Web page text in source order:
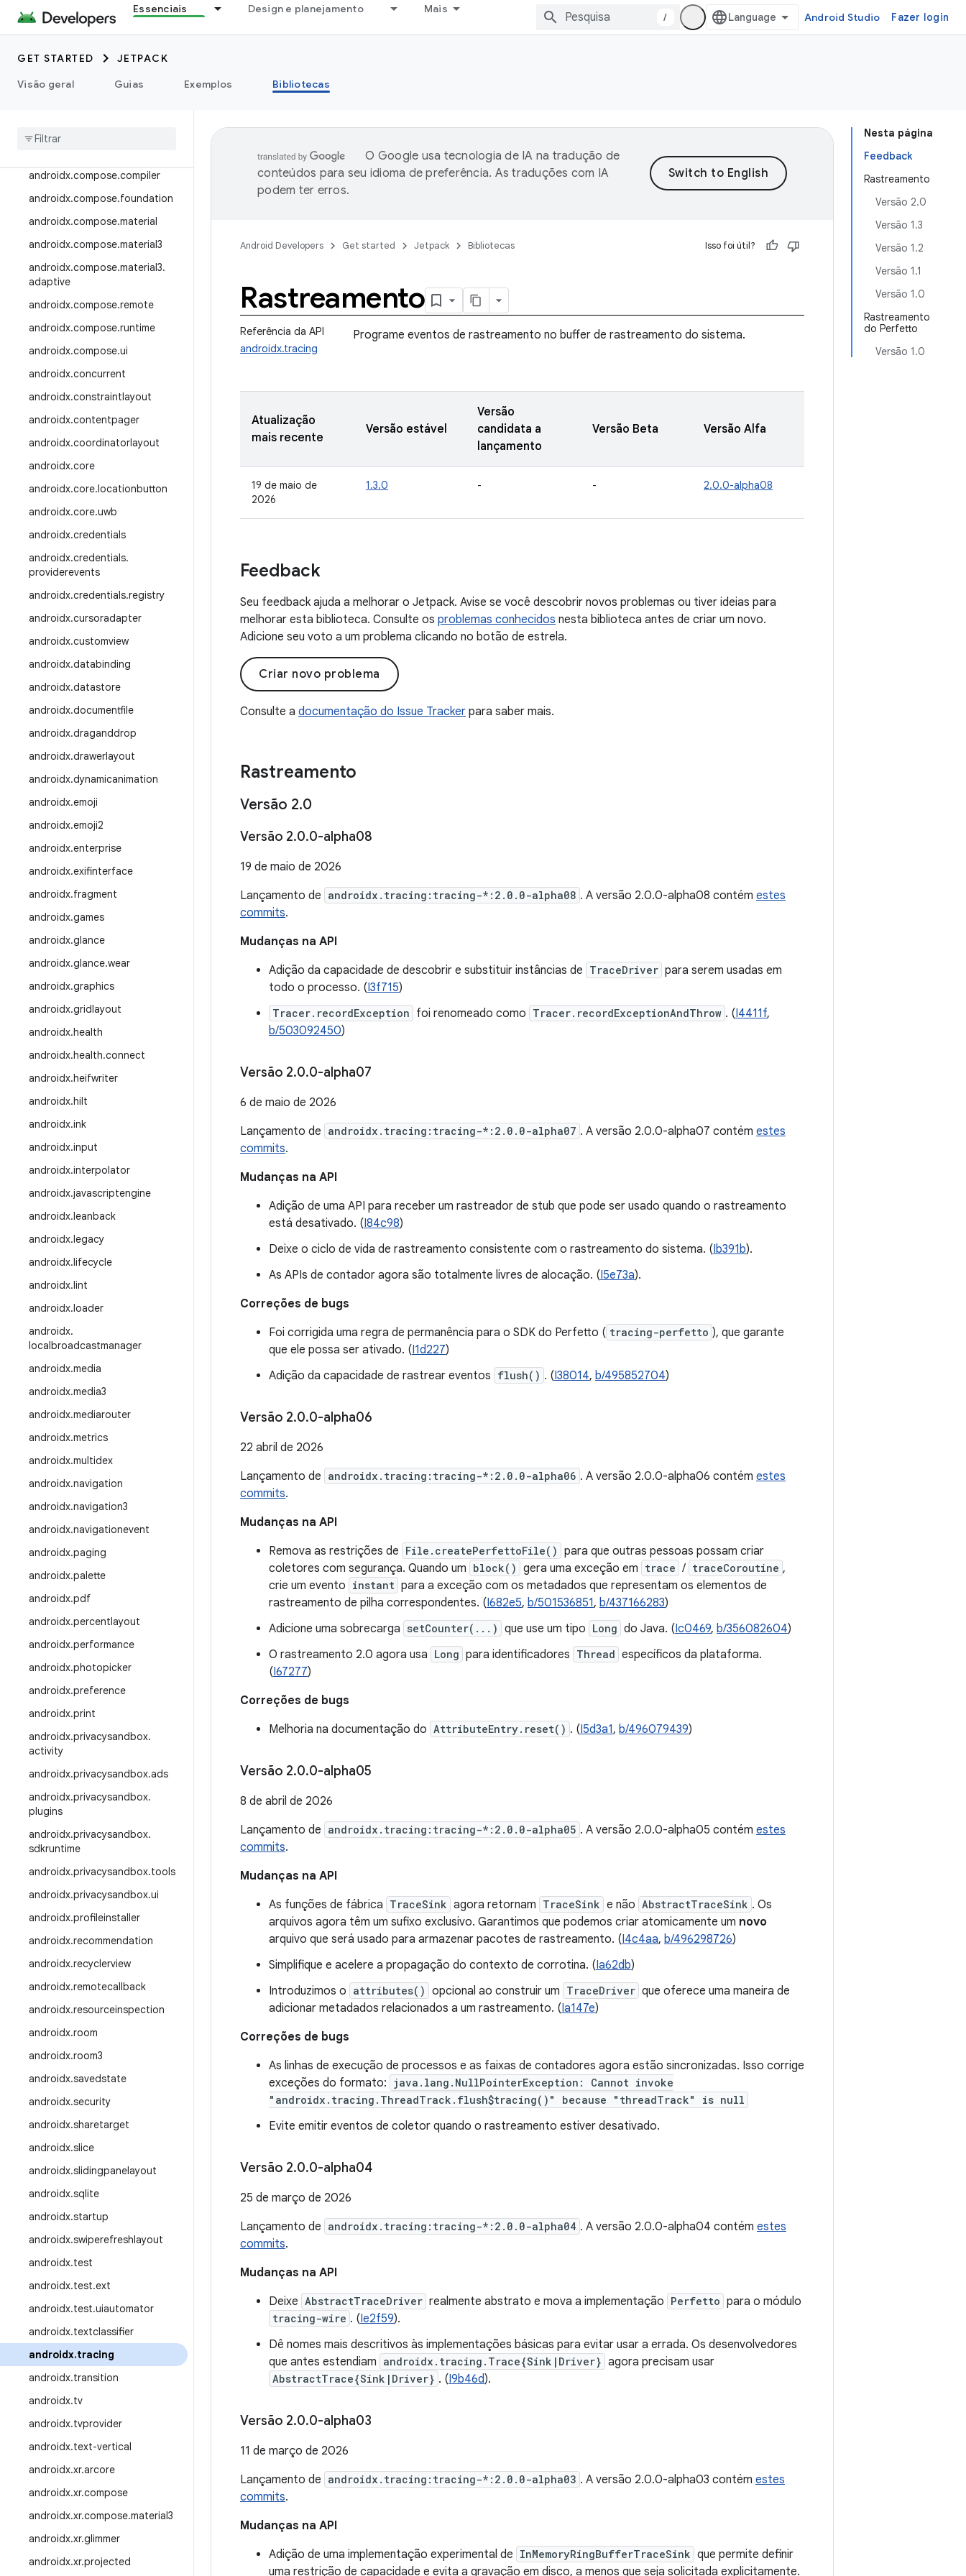
Essenciais Design e planejamento Mais
/ Android Studio Fazer login
GET STARTED
JETPACK
Visão geral
Guias Exemplos Bibliotecas
androidx.camera.viewfinder
androidx.car
androidx.car.app
androidx.cardview
androidx.compose.compiler
androidx.compose.foundation
androidx.compose.material
androidx.compose.material3
androidx.compose.material3.
adaptive
androidx.compose.remote
androidx.compose.runtime
androidx.compose.ui
androidx.concurrent
androidx.constraintlayout
androidx.contentpager
androidx.coordinatorlayout
androidx.core
androidx.core.locationbutton
androidx.core.uwb
androidx.credentials
androidx.credentials.
providerevents
androidx.credentials.registry
androidx.cursoradapter
androidx.customview
androidx.databinding
androidx.datastore
androidx.documentfile
androidx.draganddrop
androidx.drawerlayout
androidx.dynamicanimation
androidx.emoji
androidx.emoji2
androidx.enterprise
androidx.exifinterface
androidx.fragment
androidx.games
androidx.glance
androidx.glance.wear
androidx.graphics
androidx.gridlayout
androidx.health
androidx.health.connect
androidx.heifwriter
androidx.hilt
androidx.ink
androidx.input
androidx.interpolator
androidx.javascriptengine
androidx.leanback
androidx.legacy
androidx.lifecycle
androidx.lint
androidx.loader
androidx.
localbroadcastmanager
androidx.media
androidx.media3
androidx.mediarouter
androidx.metrics
androidx.multidex
androidx.navigation
androidx.navigation3
androidx.navigationevent
androidx.paging
androidx.palette
androidx.pdf
androidx.percentlayout
androidx.performance
androidx.photopicker
androidx.preference
androidx.print
androidx.privacysandbox.
activity
androidx.privacysandbox.ads
androidx.privacysandbox.
plugins
androidx.privacysandbox.
sdkruntime
androidx.privacysandbox.tools
androidx.privacysandbox.ui
androidx.profileinstaller
androidx.recommendation
androidx.recyclerview
androidx.remotecallback
androidx.resourceinspection
androidx.room
androidx.room3
androidx.savedstate
androidx.security
androidx.sharetarget
androidx.slice
androidx.slidingpanelayout
androidx.sqlite
androidx.startup
androidx.swiperefreshlayout
androidx.test
androidx.test.ext
androidx.test.uiautomator
androidx.textclassifier
androidx.tracing
androidx.transition
androidx.tv
androidx.tvprovider
androidx.text-vertical
androidx.xr.arcore
androidx.xr.compose
androidx.xr.compose.material3
androidx.xr.glimmer
androidx.xr.projected
Nesta página
Feedback
Rastreamento
Versão 2.0
Versão 1.3
Versão 1.2
Versão 1.1
Versão 1.0
Rastreamento
do Perfetto
Versão 1.0
O Google usa tecnologia de IA na tradução de
conteúdos para seu idioma de preferência. As traduções com IA
podem ter erros.
Android Developers Get started Jetpack Bibliotecas Isso foi útil?
Rastreamento
Referência da API
androidx.tracing
Programe eventos de rastreamento no buffer de rastreamento do sistema.
Atualização
mais recente
Versão estável
Versão
candidata a
lançamento
Versão Beta Versão Alfa
19 de maio de
2026
1.3.0 - - 2.0.0-alpha08
Feedback
Seu feedback ajuda a melhorar o Jetpack. Avise se você descobrir novos problemas ou tiver ideias para
melhorar esta biblioteca. Consulte os problemas conhecidos nesta biblioteca antes de criar um novo.
Adicione seu voto a um problema clicando no botão de estrela.
Criar novo problema
Consulte a documentação do Issue Tracker para saber mais.
Rastreamento
Versão 2.0
Versão 2.0.0-alpha08
19 de maio de 2026
Lançamento de androidx.tracing:tracing-*:2.0.0-alpha08 . A versão 2.0.0-alpha08 contém estes
commits.
Mudanças na API
Adição da capacidade de descobrir e substituir instâncias de TraceDriver para serem usadas em
todo o processo. (I3f715)
Tracer.recordException foi renomeado como Tracer.recordExceptionAndThrow . (I4411f,
b/503092450)
Versão 2.0.0-alpha07
6 de maio de 2026
Lançamento de androidx.tracing:tracing-*:2.0.0-alpha07 . A versão 2.0.0-alpha07 contém estes
commits.
Mudanças na API
Adição de uma API para receber um rastreador de stub que pode ser usado quando o rastreamento
está desativado. (I84c98)
Deixe o ciclo de vida de rastreamento consistente com o rastreamento do sistema. (Ib391b).
As APIs de contador agora são totalmente livres de alocação. (I5e73a).
Correções de bugs
Foi corrigida uma regra de permanência para o SDK do Perfetto ( tracing-perfetto ), que garante
que ele possa ser ativado. (I1d227)
Adição da capacidade de rastrear eventos flush() . (I38014, b/495852704)
Versão 2.0.0-alpha06
22 abril de 2026
Lançamento de androidx.tracing:tracing-*:2.0.0-alpha06 . A versão 2.0.0-alpha06 contém estes
commits.
Mudanças na API
Remova as restrições de File.createPerfettoFile() para que outras pessoas possam criar
coletores com segurança. Quando um block() gera uma exceção em trace / traceCoroutine ,
crie um evento instant para a exceção com os metadados que representam os elementos de
rastreamento de pilha correspondentes. (I682e5, b/501536851, b/437166283)
Adicione uma sobrecarga setCounter(...) que use um tipo Long do Java. (Ic0469, b/356082604)
O rastreamento 2.0 agora usa Long para identificadores Thread específicos da plataforma.
(I67277)
Correções de bugs
Melhoria na documentação do AttributeEntry.reset() . (I5d3a1, b/496079439)
Versão 2.0.0-alpha05
8 de abril de 2026
Lançamento de androidx.tracing:tracing-*:2.0.0-alpha05 . A versão 2.0.0-alpha05 contém estes
commits.
Mudanças na API
As funções de fábrica TraceSink agora retornam TraceSink e não AbstractTraceSink . Os
arquivos agora têm um sufixo exclusivo. Garantimos que podemos criar atomicamente um novo
arquivo que será usado para armazenar pacotes de rastreamento. (I4c4aa, b/496298726)
Simplifique e acelere a propagação do contexto de corrotina. (Ia62db)
Introduzimos o attributes() opcional ao construir um TraceDriver que oferece uma maneira de
adicionar metadados relacionados a um rastreamento. (Ia147e)
Correções de bugs
As linhas de execução de processos e as faixas de contadores agora estão sincronizadas. Isso corrige
exceções do formato: java.lang.NullPointerException: Cannot invoke
"androidx.tracing.ThreadTrack.flush$tracing()" because "threadTrack" is null
Evite emitir eventos de coletor quando o rastreamento estiver desativado.
Versão 2.0.0-alpha04
25 de março de 2026
Lançamento de androidx.tracing:tracing-*:2.0.0-alpha04 . A versão 2.0.0-alpha04 contém estes
commits.
Mudanças na API
Deixe AbstractTraceDriver realmente abstrato e mova a implementação Perfetto para o módulo
tracing-wire . (Ie2f59).
Dê nomes mais descritivos às implementações básicas para evitar usar a errada. Os desenvolvedores
que antes estendiam androidx.tracing.Trace{Sink|Driver} agora precisam usar
AbstractTrace{Sink|Driver} . (I9b46d).
Versão 2.0.0-alpha03
11 de março de 2026
Lançamento de androidx.tracing:tracing-*:2.0.0-alpha03 . A versão 2.0.0-alpha03 contém estes
commits.
Mudanças na API
Adição de uma implementação experimental de InMemoryRingBufferTraceSink que permite definir
uma restrição de capacidade e evita a gravação em disco, a menos que seja solicitada explicitamente.